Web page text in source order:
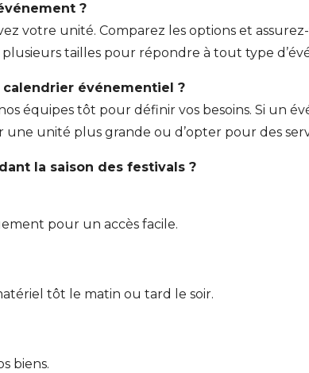
?
votre unité. Comparez les options et
tailles pour répondre à tout type
événementiel ?
équipes tôt pour définir vos besoins. Si un
unité plus grande ou d’opter pour des
la saison des festivals ?
pour un accès facile.
tôt le matin ou tard le soir.
biens.